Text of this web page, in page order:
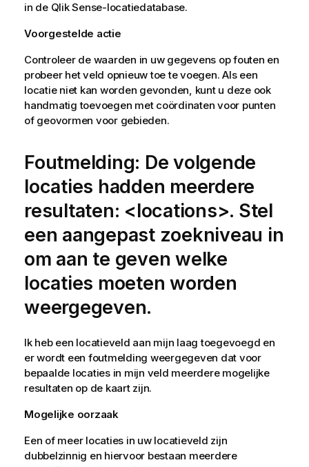
in de Qlik Sense-locatiedatabase.
Voorgestelde actie
Controleer de waarden in uw gegevens op fouten en
probeer het veld opnieuw toe te voegen. Als een
locatie niet kan worden gevonden, kunt u deze ook
handmatig toevoegen met coördinaten voor punten
of geovormen voor gebieden.
Foutmelding: De volgende
locaties hadden meerdere
resultaten: <locations>. Stel
een aangepast zoekniveau in
om aan te geven welke
locaties moeten worden
weergegeven.
Ik heb een locatieveld aan mijn laag toegevoegd en
er wordt een foutmelding weergegeven dat voor
bepaalde locaties in mijn veld meerdere mogelijke
resultaten op de kaart zijn.
Mogelijke oorzaak
Een of meer locaties in uw locatieveld zijn
dubbelzinnig en hiervoor bestaan meerdere